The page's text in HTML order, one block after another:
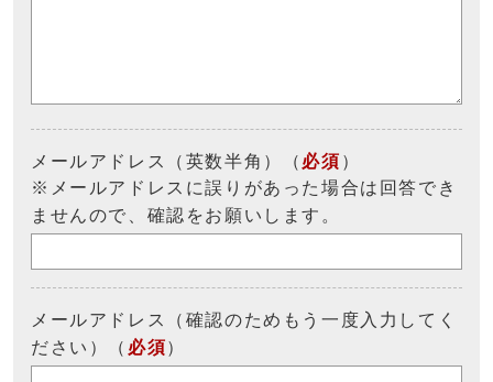
メールアドレス（英数半角）（ 必須 ）
※メールアドレスに誤りがあった場合は回答でき
ませんので、確認をお願いします。
メールアドレス（確認のためもう一度入力してく
ださい）（ 必須）